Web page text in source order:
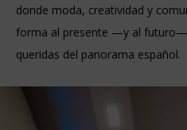
donde moda, creatividad y
forma al presente —y al futuro—
queridas del panorama español.